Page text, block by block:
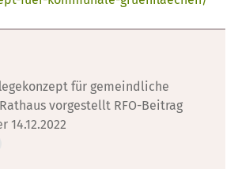
für gemeindliche
vorgestellt RFO-Beitrag
14.12.2022